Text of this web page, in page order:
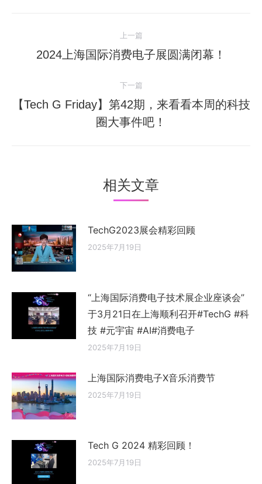
航
上一篇
上
篇：
2024上海国际消费电子展圆满闭幕！
下一篇
下
一
【Tech G Friday】第42期，来看看本周的科技
圈大事件吧！
相关文章
TechG2023展会精彩回顾
2025年7月19日
“上海国际消费电子技术展企业座谈会”
于3月21日在上海顺利召开#TechG #科
技 #元宇宙 #AI#消费电子
2025年7月19日
上海国际消费电子X音乐消费节
2025年7月19日
Tech G 2024 精彩回顾！
2025年7月19日